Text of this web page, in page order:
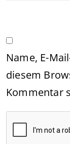
Name, E-
diesem
Kommentar